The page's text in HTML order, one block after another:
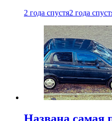
2 года спустя2 года
Названа самая